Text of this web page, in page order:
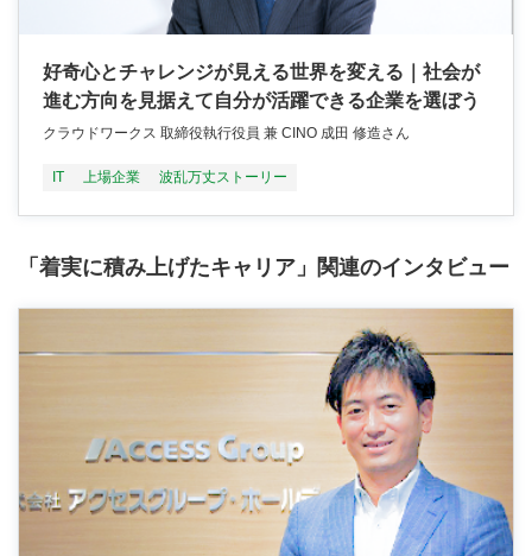
好奇心とチャレンジが見える世界を変える｜社会が
進む方向を見据えて自分が活躍できる企業を選ぼう
クラウドワークス 取締役執行役員 兼 CINO 成田 修造さん
IT 上場企業 波乱万丈ストーリー
「着実に積み上げたキャリア」関連のインタビュー